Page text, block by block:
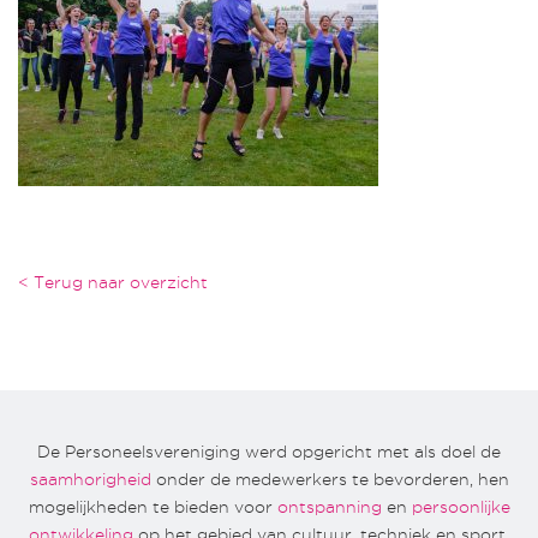
< Terug naar overzicht
De Personeelsvereniging werd opgericht met als doel de
saamhorigheid onder de medewerkers te bevorderen, hen
mogelijkheden te bieden voor ontspanning en persoonlijke
ontwikkeling op het gebied van cultuur, techniek en sport.